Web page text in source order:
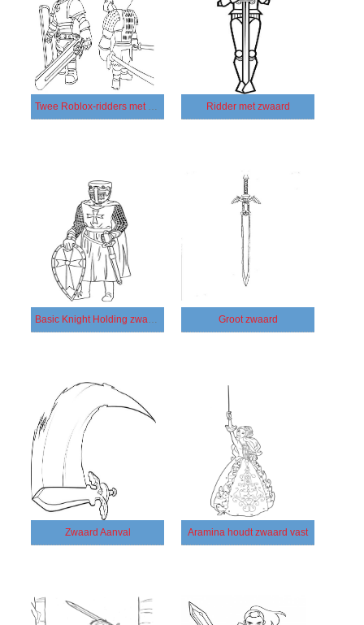
Twee Roblox-ridders met zwaarden Ridder met zwaard
Basic Knight Holding zwaard en schild Groot zwaard
Zwaard Aanval Aramina houdt zwaard vast